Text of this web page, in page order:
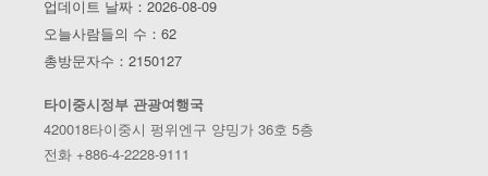
업데이트 날짜：2026-08-09
오늘사람들의 수：62
총방문자수：2150127
타이중시정부 관광여행국
420018타이중시 펑위엔구 양밍가 36호 5층
전화 +886-4-2228-9111